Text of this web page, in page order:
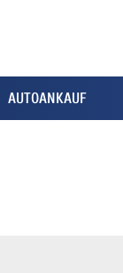
AUTOANKAUF